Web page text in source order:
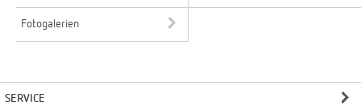
Fotogalerien
SERVICE